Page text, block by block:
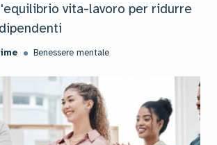
vita-lavoro per ridurre
Benessere mentale